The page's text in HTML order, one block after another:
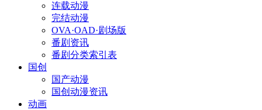
连载动漫
完结动漫
OVA·OAD·剧场版
番剧资讯
番剧分类索引表
国创
国产动漫
国创动漫资讯
动画